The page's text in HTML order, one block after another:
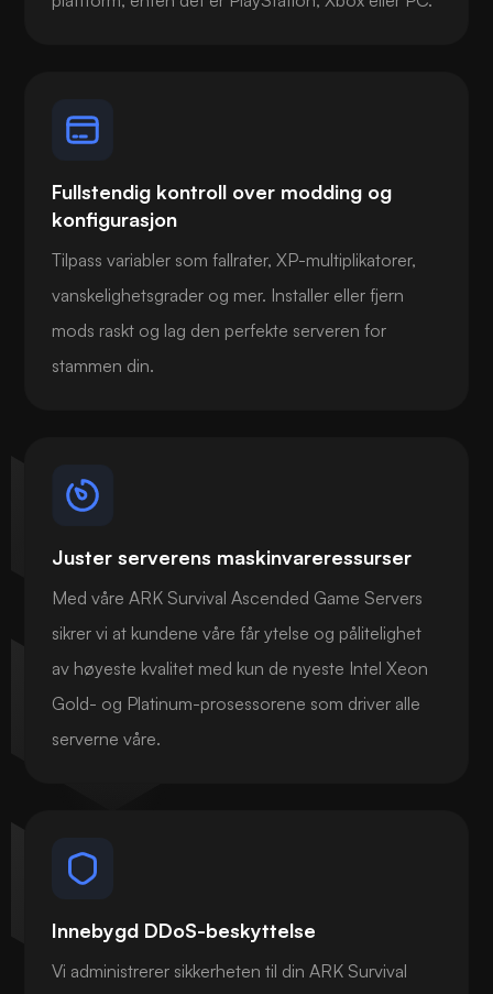
Fullstendig kontroll over modding og
konfigurasjon
Tilpass variabler som fallrater, XP-multiplikatorer,
vanskelighetsgrader og mer. Installer eller fjern
mods raskt og lag den perfekte serveren for
stammen din.
Juster serverens maskinvareressurser
Med våre ARK Survival Ascended Game Servers
sikrer vi at kundene våre får ytelse og pålitelighet
av høyeste kvalitet med kun de nyeste Intel Xeon
Gold- og Platinum-prosessorene som driver alle
serverne våre.
Innebygd DDoS-beskyttelse
Vi administrerer sikkerheten til din ARK Survival